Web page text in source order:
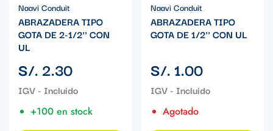
Naavi Conduit
ABRAZADERA TIPO
GOTA DE 2-1/2'' CON
UL
Precio
regular
S/. 2.30
+100 en stock
Naavi Conduit
ABRAZADERA TIPO
GOTA DE 1/2'' CON UL
Precio
regular
S/. 1.00
Agotado